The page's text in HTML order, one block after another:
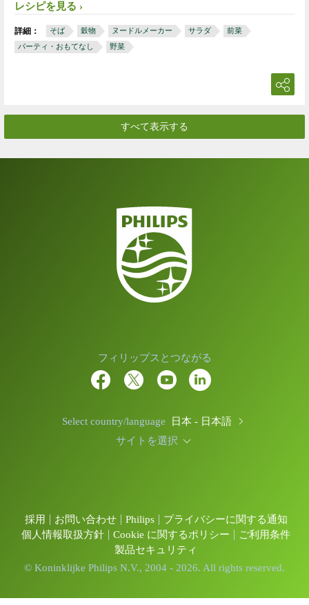
レシピを見る
詳細： そば 穀物 ヌードルメーカー サラダ
前菜
パーティ・おもてなし
野菜
すべて表示する
フィリップスとつながる
Select country/language
日本 - 日本語
サイトを選択
採用 お問い合わせ Philips
プライバシーに関する通知
個人情報取扱方針
Cookie に関するポリシー
ご利用条件
製品セキュリティ
© Koninklijke Philips N.V., 2004 - 2026. All rights reserved.